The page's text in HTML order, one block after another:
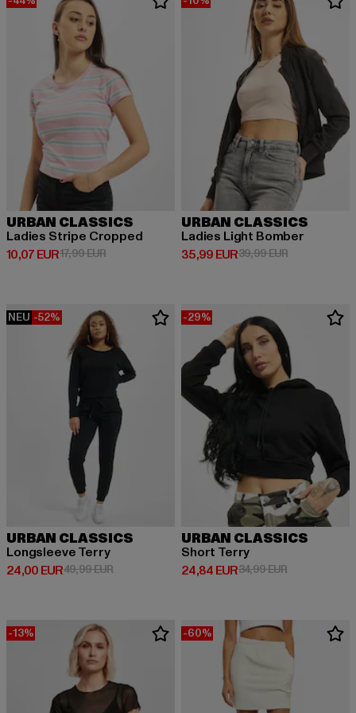
URBAN CLASSICS
Ladies Stripe Cropped
10,07 EUR
Derzeitiger Preis: 10,07 EUR
17,99 EURAktionspreis: 17,99 EUR
URBAN CLASSICS
Ladies Light Bomber
35,99 EUR
Derzeitiger Preis: 35,99 EUR
39,99 EURAktionspreis:
NEU -52%
URBAN CLASSICS
Longsleeve Terry
24,00 EUR
Derzeitiger Preis: 24,00 EUR
49,99 EURAktionspreis: 49,99 EUR
-29%
URBAN CLASSICS
Short Terry
24,84 EUR
Derzeitiger Preis: 24,84 EUR
34,99 EURAktionspreis:
-13% -60%